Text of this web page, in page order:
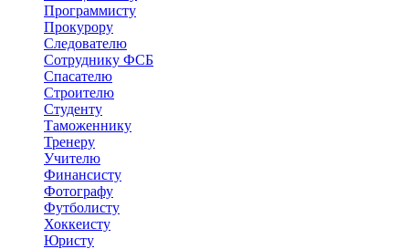
Программисту
Прокурору
Следователю
Сотруднику ФСБ
Спасателю
Строителю
Студенту
Таможеннику
Тренеру
Учителю
Финансисту
Фотографу
Футболисту
Хоккеисту
Юристу